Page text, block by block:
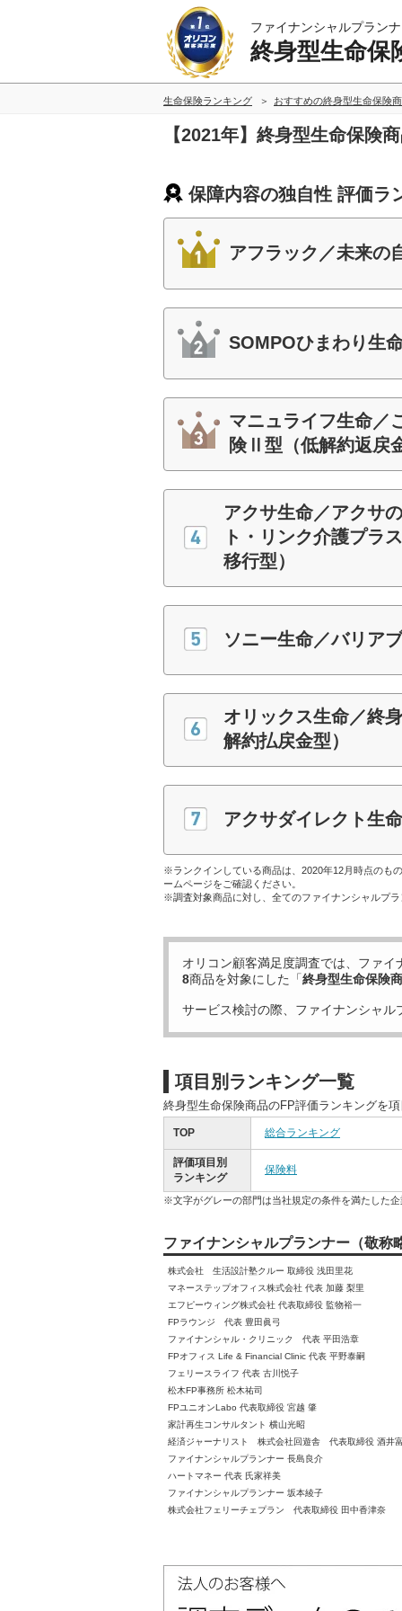
ファイナンシャルプラン
終身型生命保
生命保険ランキング おすすめの終身型生命保険
【2021年】終身型生命保険
保障内容の独自性 評価ラ
アフラック／未来の
SOMPOひまわり生
マニュライフ生命／
険Ⅱ型（低解約返戻
アクサ生命／アクサ
ト・リンク介護プラ
移行型）
ソニー生命／バリア
オリックス生命／
解約払戻金型）
アクサダイレクト生
※ランクインしている商品は、2020年12月時点のも
ームページをご確認ください。
※調査対象商品に対し、全てのファイナンシャルプ
オリコン顧客満足度調査では、ファイ
8商品を対象にした「終身型生命保険
サービス検討の際、ファイナンシャ
項目別ランキング一覧
終身型生命保険商品のFP評価ランキングを
TOP 総合ランキング
評価項目別
ランキング
保険料
※文字がグレーの部門は当社規定の条件を満たした
ファイナンシャルプランナー（敬称
株式会社 生活設計塾クルー 取締役 浅田里花
マネーステップオフィス株式会社 代表 加藤 梨里
エフピーウィング株式会社 代表取締役 監物裕一
FPラウンジ 代表 豊田眞弓
ファイナンシャル・クリニック 代表 平田浩章
FPオフィス Life & Financial Clinic 代表 平野泰嗣
フェリースライフ 代表 古川悦子
松木FP事務所 松木祐司
FPユニオンLabo 代表取締役 宮越 肇
家計再生コンサルタント 横山光昭
経済ジャーナリスト 株式会社回遊舎 代表取締役 酒井
ファイナンシャルプランナー 長島良介
ハートマネー 代表 氏家祥美
ファイナンシャルプランナー 坂本綾子
株式会社フェリーチェプラン 代表取締役 田中香津奈